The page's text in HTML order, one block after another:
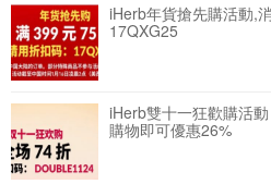
iHerb年貨搶先購活動,
17QXG25
iHerb雙十一狂歡購活
購物即可優惠26%